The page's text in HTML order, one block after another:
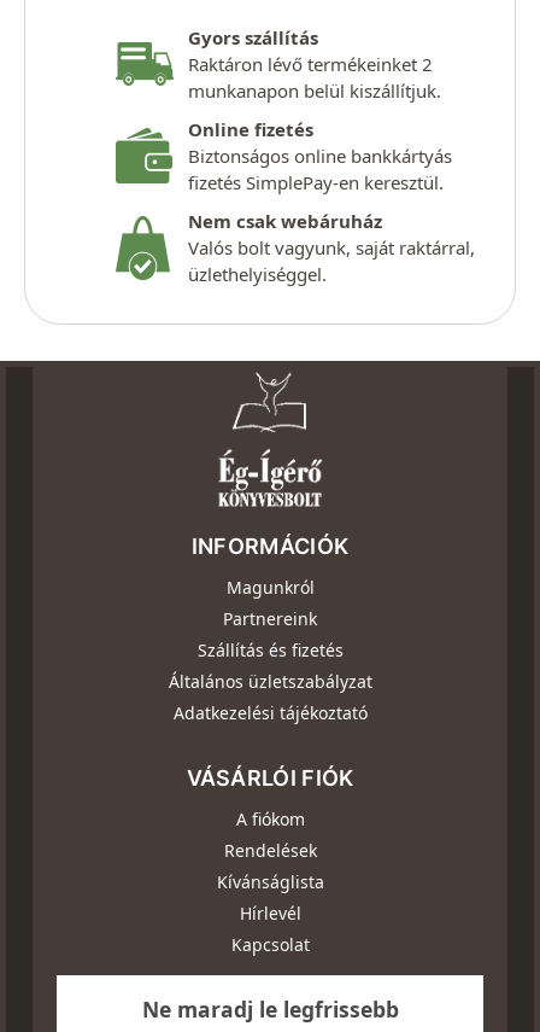
Gyors szállítás
Raktáron lévő termékeinket 2
munkanapon belül kiszállítjuk.
Online fizetés
Biztonságos online bankkártyás
fizetés SimplePay-en keresztül.
Nem csak webáruház
Valós bolt vagyunk, saját raktárral,
üzlethelyiséggel.
INFORMÁCIÓK
Magunkról
Partnereink
Szállítás és fizetés
Általános üzletszabályzat
Adatkezelési tájékoztató
VÁSÁRLÓI FIÓK
A fiókom
Rendelések
Kívánságlista
Hírlevél
Kapcsolat
Ne maradj le legfrissebb